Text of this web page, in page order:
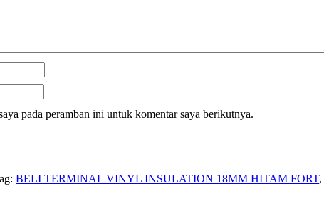
pada peramban ini untuk komentar saya berikutnya.
BELI TERMINAL VINYL INSULATION 18MM HITAM FORT,